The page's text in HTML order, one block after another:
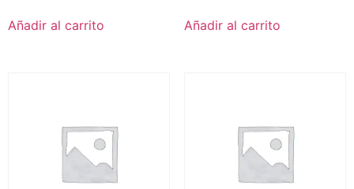
Añadir al carrito Añadir al carrito